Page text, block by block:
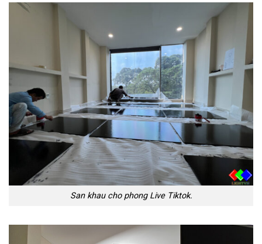
San khau cho phong Live Tiktok.